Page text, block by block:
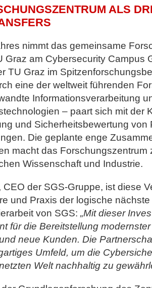
ALS
nimmt das gemeinsame
Graz am Cybersecurity Campus
TU Graz im
eine der weltweit führenden
Informationsverarbeitung
– paart sich mit der
und Sicherheitsbewertung von
Die geplante enge
macht das Forschungszentrum
Wissenschaft und Industrie.
CEO der SGS-Gruppe, ist diese
und Praxis der logische
von SGS: „Mit dieser
für die Bereitstellung
neue Kunden. Die
Umfeld, um die
Welt nachhaltig zu